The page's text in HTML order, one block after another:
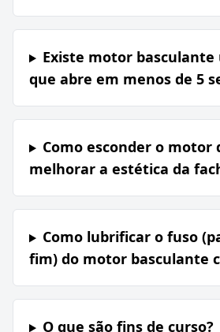
Existe motor
que abre em menos de 5
Como esconder o motor
melhorar a estética da
Como lubrificar o fuso
fim) do motor basculante
O que são fins de curso?